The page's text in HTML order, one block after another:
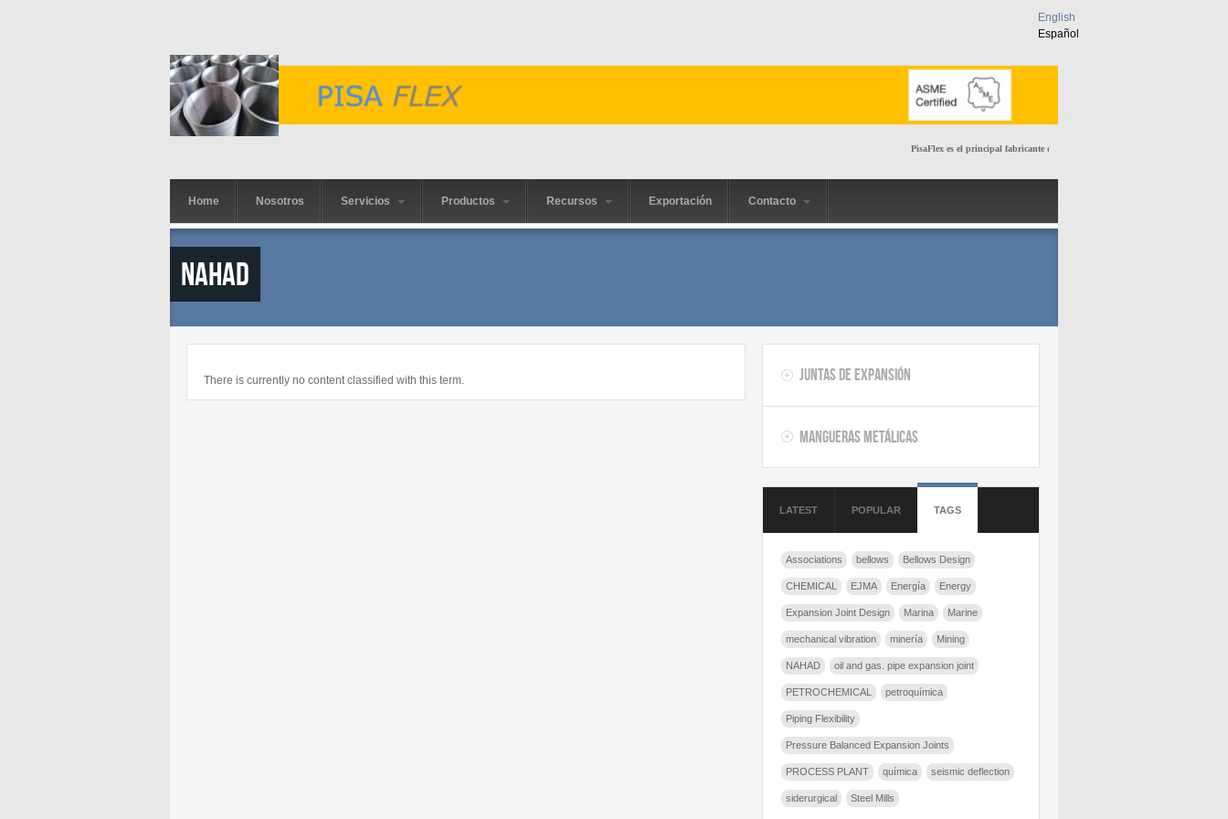
English
Español
PisaFlex es el principal fabricante de juntas de expansión metálicas y
Home Nosotros Servicios Productos Recursos Exportación Contacto
NAHAD
There is currently no content classified with this term. Juntas de Expansión
Mangueras Metálicas
LATEST POPULAR TAGS
Associations bellows Bellows Design
CHEMICAL EJMA Energía Energy
Expansion Joint Design Marina Marine
mechanical vibration minería Mining
NAHAD oil and gas. pipe expansion joint
PETROCHEMICAL petroquímica
Piping Flexibility
Pressure Balanced Expansion Joints
PROCESS PLANT química seismic deflection
siderurgical Steel Mills